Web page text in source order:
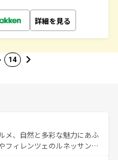
詳細を見る
14
メ、自然と多彩な魅力にあふ
フィレンツェのルネッサンス